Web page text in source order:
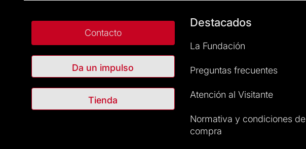
Contacto
Da un impulso
Tienda
Destacados
La Fundación
Preguntas frecuentes
Atención al Visitante
Normativa y condiciones de
compra